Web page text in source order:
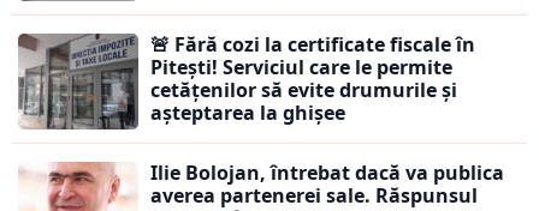
🚨 Fără cozi la certificate fiscale în
Pitești! Serviciul care le permite
cetățenilor să evite drumurile și
așteptarea la ghișee
Ilie Bolojan, întrebat dacă va publica
averea partenerei sale. Răspunsul